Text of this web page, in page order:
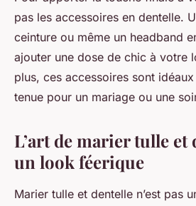
pas les accessoires en dentelle.
ceinture ou même un headband
ajouter une dose de chic à votre
plus, ces accessoires sont
tenue pour un mariage ou une
L’art de marier tulle
un look féerique
Marier tulle et dentelle n’est pas